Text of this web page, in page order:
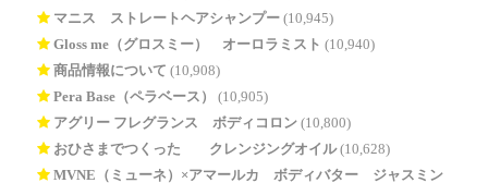
マニス ストレートヘアシャンプー (10,945)
Gloss me（グロスミー） オーロラミスト (10,940)
商品情報について (10,908)
Pera Base（ペラベース）
(10,905)
アグリー フレグランス ボディコロン (10,800)
おひさまでつくった® クレンジングオイル (10,628)
MVNE（ミューネ）×アマールカ ボディバター ジャスミン